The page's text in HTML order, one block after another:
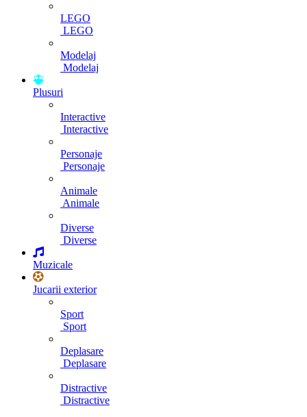
LEGO
LEGO
Modelaj
Modelaj
Plusuri
Interactive
Interactive
Personaje
Personaje
Animale
Animale
Diverse
Diverse
Muzicale
Jucarii exterior
Sport
Sport
Deplasare
Deplasare
Distractive
Distractive